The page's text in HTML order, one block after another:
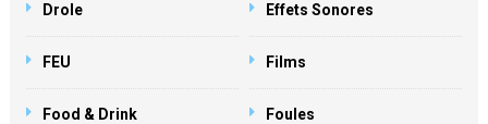
Drole Effets Sonores
FEU Films
Food & Drink Foules